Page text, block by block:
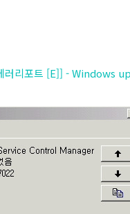
리포트 [E]] - Windows